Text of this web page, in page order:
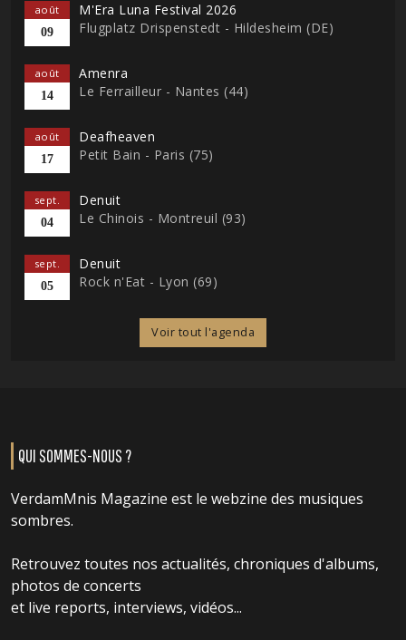
août
09
M'Era Luna Festival 2026
Flugplatz Drispenstedt - Hildesheim (DE)
août
14
Amenra
Le Ferrailleur - Nantes (44)
août
17
Deafheaven
Petit Bain - Paris (75)
sept.
04
Denuit
Le Chinois - Montreuil (93)
sept.
05
Denuit
Rock n'Eat - Lyon (69)
Voir tout l'agenda
QUI SOMMES-NOUS ?
VerdamMnis Magazine est le webzine des musiques
sombres.
Retrouvez toutes nos actualités, chroniques d'albums,
photos de concerts
et live reports, interviews, vidéos...